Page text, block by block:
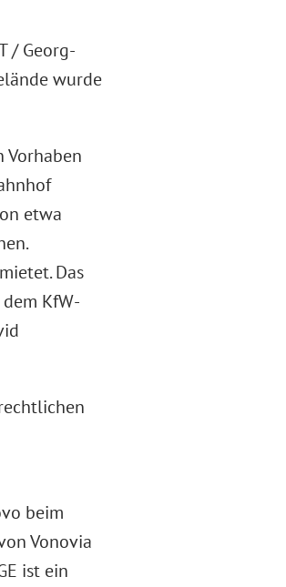
/ Georg-
wurde
Vorhaben
etwa
Das
KfW-
beim
Vonovia
ist ein